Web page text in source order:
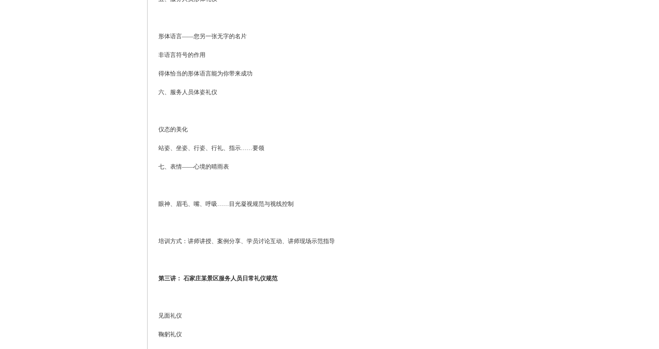
形体语言——您另一张无字的名片
非语言符号的作用
得体恰当的形体语言能为你带来成功
六、服务人员体姿礼仪
仪态的美化
站姿、坐姿、行姿、行礼、指示……要领
七、表情——心境的晴雨表
眼神、眉毛、嘴、呼吸……目光凝视规范与视线控制
培训方式：讲师讲授、案例分享、学员讨论互动、讲师现场示范指导
第三讲： 石家庄某景区服务人员日常礼仪规范
见面礼仪
鞠躬礼仪